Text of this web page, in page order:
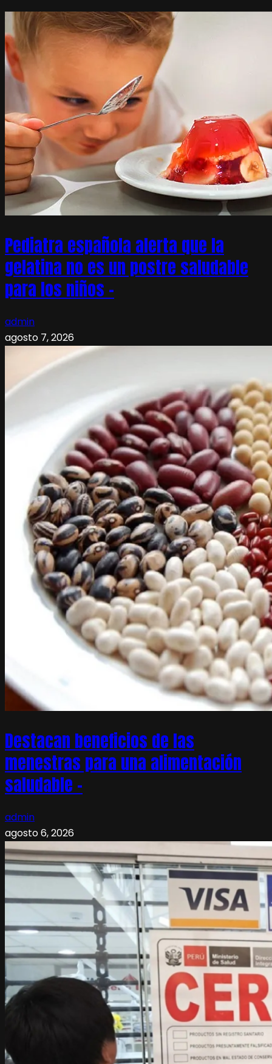
Pediatra española alerta que la
gelatina no es un postre saludable
para los niños –
admin
agosto 7, 2026
Destacan beneficios de las
menestras para una alimentación
saludable –
admin
agosto 6, 2026